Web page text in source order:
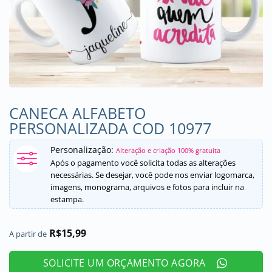
CANECA ALFABETO
PERSONALIZADA COD 10977
Personalização: Alteração e criação 100% gratuita
Após o pagamento você solicita todas as alterações
necessárias. Se desejar, você pode nos enviar logomarca,
imagens, monograma, arquivos e fotos para incluir na
estampa.
A partir de R$15,99
SOLICITE UM ORÇAMENTO AGORA